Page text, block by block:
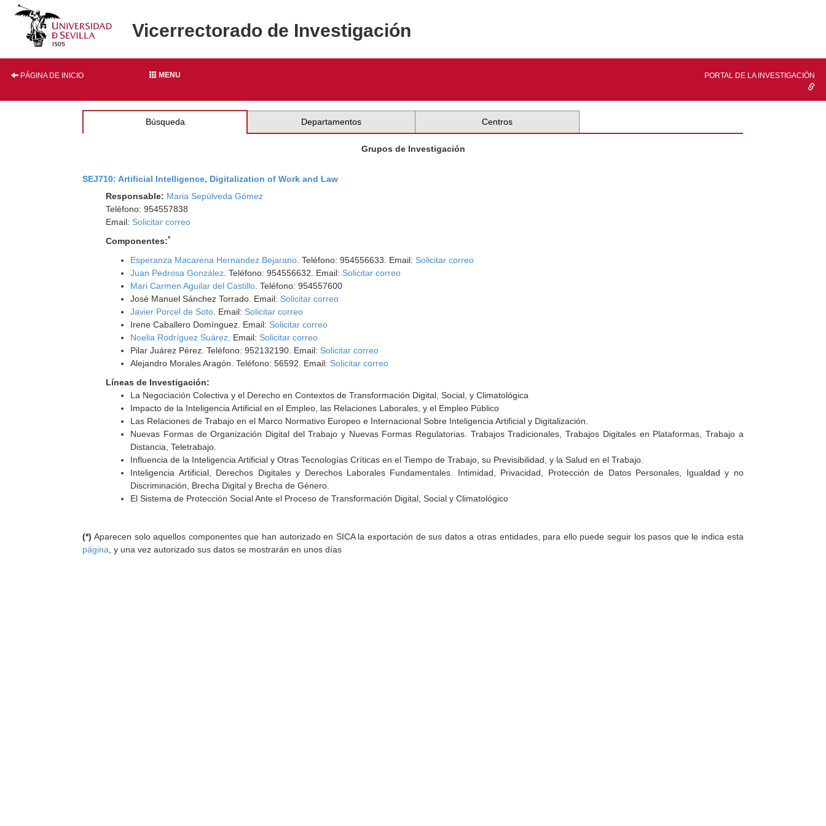
Vicerrectorado de Investigación
PÁGINA DE INICIO MENU PORTAL DE LA INVESTIGACIÓN
Búsqueda Departamentos Centros
Grupos de Investigación
SEJ710: Artificial Intelligence, Digitalization of Work and Law
Responsable: Maria Sepúlveda Gómez
Teléfono: 954557838
Email: Solicitar correo
Componentes:*
Esperanza Macarena Hernandez Bejarano . Teléfono: 954556633. Email: Solicitar correo
Juan Pedrosa González . Teléfono: 954556632. Email: Solicitar correo
Mari Carmen Aguilar del Castillo . Teléfono: 954557600
José Manuel Sánchez Torrado. Email: Solicitar correo
Javier Porcel de Soto . Email: Solicitar correo
Irene Caballero Domínguez. Email: Solicitar correo
Noelia Rodríguez Suárez . Email: Solicitar correo
Pilar Juárez Pérez. Teléfono: 952132190. Email: Solicitar correo
Alejandro Morales Aragón. Teléfono: 56592. Email: Solicitar correo
Líneas de Investigación:
La Negociación Colectiva y el Derecho en Contextos de Transformación Digital, Social, y Climatológica
Impacto de la Inteligencia Artificial en el Empleo, las Relaciones Laborales, y el Empleo Público
Las Relaciones de Trabajo en el Marco Normativo Europeo e Internacional Sobre Inteligencia Artificial y Digitalización.
Nuevas Formas de Organización Digital del Trabajo y Nuevas Formas Regulatorias. Trabajos Tradicionales, Trabajos Digitales en Plataformas, Trabajo a
Distancia, Teletrabajo.
Influencia de la Inteligencia Artificial y Otras Tecnologías Críticas en el Tiempo de Trabajo, su Previsibilidad, y la Salud en el Trabajo.
Inteligencia Artificial, Derechos Digitales y Derechos Laborales Fundamentales. Intimidad, Privacidad, Protección de Datos Personales, Igualdad y no
Discriminación, Brecha Digital y Brecha de Género.
El Sistema de Protección Social Ante el Proceso de Transformación Digital, Social y Climatológico
(*) Aparecen solo aquellos componentes que han autorizado en SICA la exportación de sus datos a otras entidades, para ello puede seguir los pasos que le indica esta
página , y una vez autorizado sus datos se mostrarán en unos días